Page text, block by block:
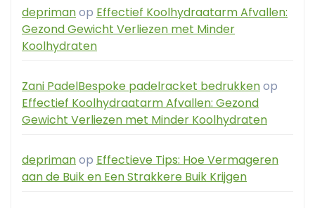
deprimanop Effectief Koolhydraatarm Afvallen:
Gezond Gewicht Verliezen met Minder
Koolhydraten
Zani PadelBespoke padelracket bedrukkenop
Effectief Koolhydraatarm Afvallen: Gezond
Gewicht Verliezen met Minder Koolhydraten
deprimanop Effectieve Tips: Hoe Vermageren
aan de Buik en Een Strakkere Buik Krijgen